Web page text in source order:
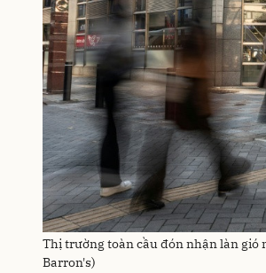
Thị trường toàn cầu đón nhận làn
Barron's)